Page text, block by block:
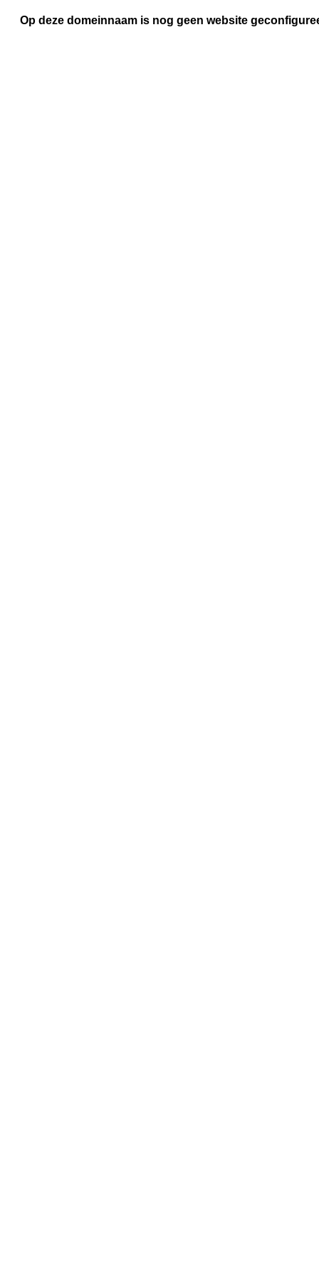
Op deze domeinnaam is nog geen website